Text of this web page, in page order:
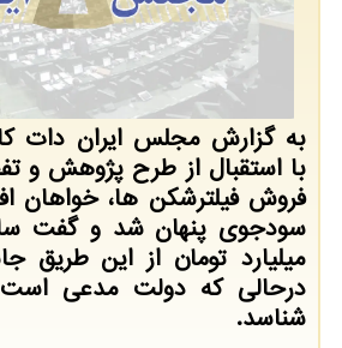
به گزارش مجلس ایران دات
با استقبال از طرح پژوهش و
فروش فیلترشکن ها، خواهان
سودجوی پنهان شد و گفت
میلیارد تومان از این طریق
درحالی که دولت مدعی است
شناسد.